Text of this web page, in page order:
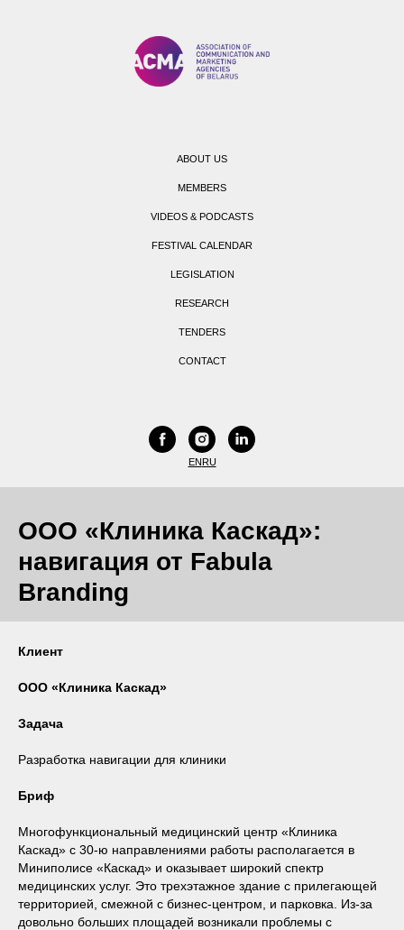
ABOUT US
MEMBERS
VIDEOS & PODCASTS
FESTIVAL CALENDAR
LEGISLATION
RESEARCH
TENDERS
CONTACT
ENRU
ООО «Клиника Каскад»:
навигация от Fabula
Branding
Клиент
ООО «Клиника Каскад»
Задача
Разработка навигации для клиники
Бриф
Многофункциональный медицинский центр «Клиника
Каскад» с 30-ю направлениями работы располагается в
Миниполисе «Каскад» и оказывает широкий спектр
медицинских услуг. Это трехэтажное здание с прилегающей
территорией, смежной с бизнес-центром, и парковка. Из-за
довольно больших площадей возникали проблемы с